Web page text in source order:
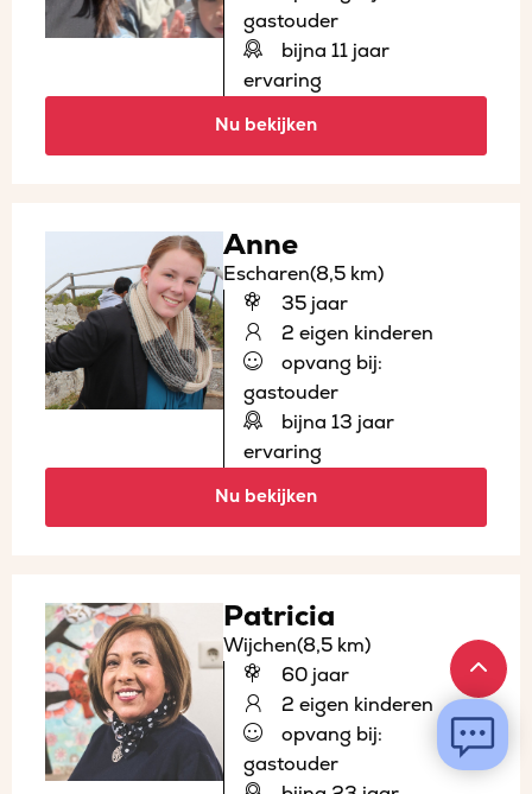
gastouder
bijna 11 jaar
ervaring
Nu bekijken
Anne
Escharen(8,5 km)
35 jaar
2 eigen kinderen
opvang bij:
gastouder
bijna 13 jaar
ervaring
Nu bekijken
Patricia
Wijchen(8,5 km)
60 jaar
2 eigen kinderen
opvang bij:
gastouder